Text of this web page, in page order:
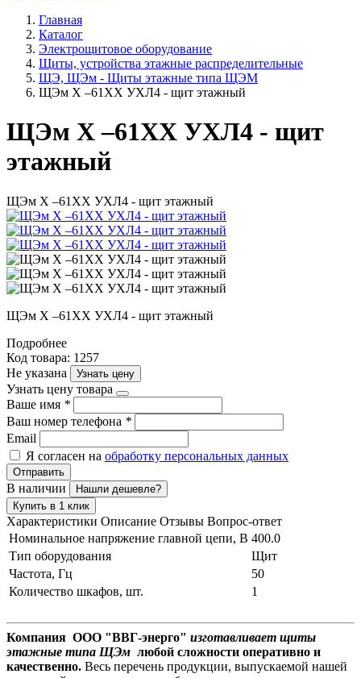
Главная
Каталог
Электрощитовое оборудование
Щиты, устройства этажные распределительные
ЩЭ, ЩЭм - Щиты этажные типа ЩЭМ
ЩЭм Х –61ХХ УХЛ4 - щит этажный
ЩЭм Х –61ХХ УХЛ4 - щит
этажный
ЩЭм Х –61ХХ УХЛ4 - щит этажный
ЩЭм Х –61ХХ УХЛ4 - щит этажный
Подробнее
Код товара: 1257
Не указана
Узнать цену
Узнать цену товара
Ваше имя *
Ваш номер телефона *
Email
Я согласен на обработку персональных данных
Отправить
В наличии
Нашли дешевле?
Купить в 1 клик
Характеристики Описание Отзывы Вопрос-ответ
Номинальное напряжение главной цепи, В 400.0
Тип оборудования
Щит
Частота, Гц
50
Количество шкафов, шт.
1
Компания ООО "ВВГ-энерго" изготавливает щиты
этажные типа ЩЭм любой сложности оперативно и
качественно. Весь перечень продукции, выпускаемой нашей